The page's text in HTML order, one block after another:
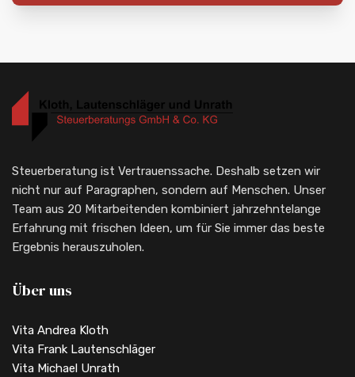
Steuerberatung ist Vertrauenssache. Deshalb setzen wir
nicht nur auf Paragraphen, sondern auf Menschen. Unser
Team aus 20 Mitarbeitenden kombiniert jahrzehntelange
Erfahrung mit frischen Ideen, um für Sie immer das beste
Ergebnis herauszuholen.
Über uns
Vita Andrea Kloth
Vita Frank Lautenschläger
Vita Michael Unrath